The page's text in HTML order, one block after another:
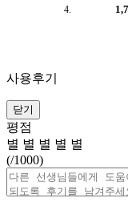
사용후기
닫기
평점
별 별 별 별 별
(/1000)